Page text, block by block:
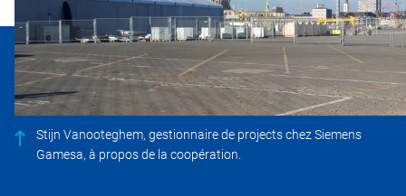
Stijn Vanooteghem, gestionnaire de projects chez Siemens
Gamesa, à propos de la coopération.